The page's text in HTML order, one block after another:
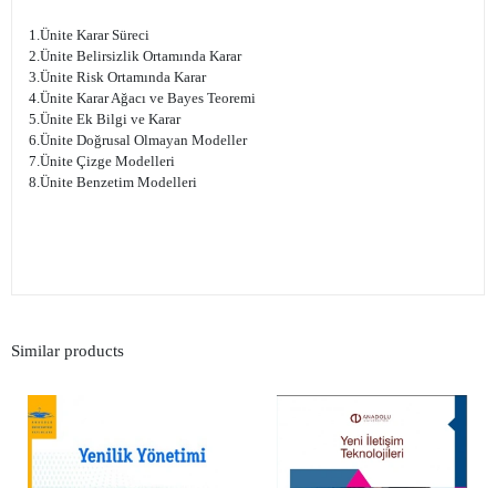
1.Ünite Karar Süreci
2.Ünite Belirsizlik Ortamında Karar
3.Ünite Risk Ortamında Karar
4.Ünite Karar Ağacı ve Bayes Teoremi
5.Ünite Ek Bilgi ve Karar
6.Ünite Doğrusal Olmayan Modeller
7.Ünite Çizge Modelleri
8.Ünite Benzetim Modelleri
Similar products